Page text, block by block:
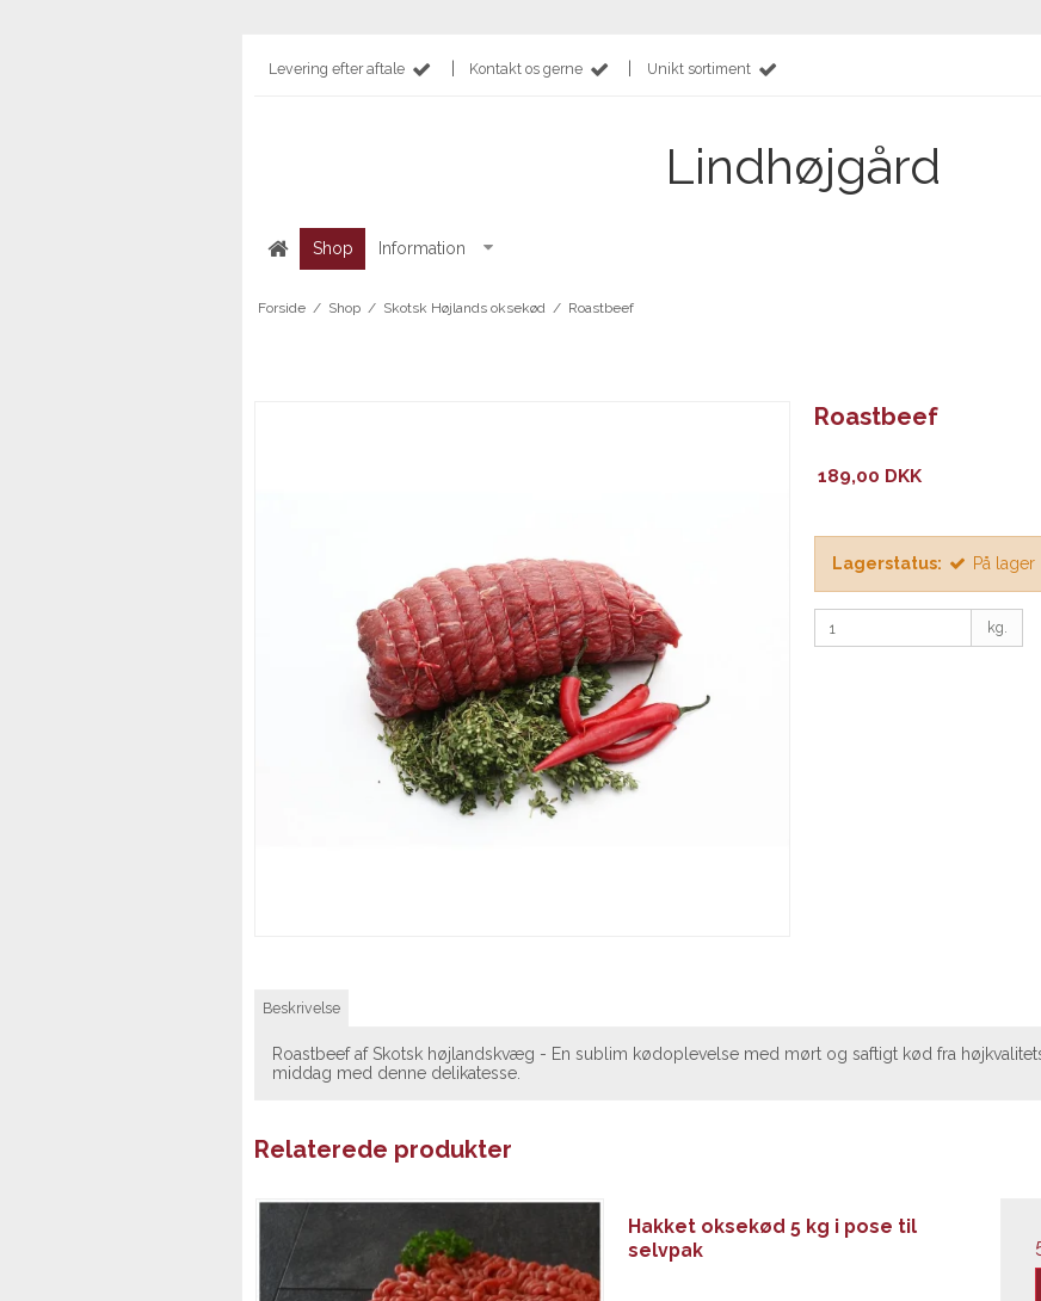
Levering efter aftale Kontakt os gerne Unikt sortiment
Lindhøjgård
Shop Information
Forside / Shop / Skotsk Højlands oksekød / Roastbeef
Roastbeef
189,00 DKK
Lagerstatus: På lager
kg.
Beskrivelse
Roastbeef af Skotsk højlandskvæg - En sublim kødoplevelse med mørt og saftigt kød fra
middag med denne delikatesse.
Relaterede produkter
Hakket oksekød 5 kg i pose til
selvpak